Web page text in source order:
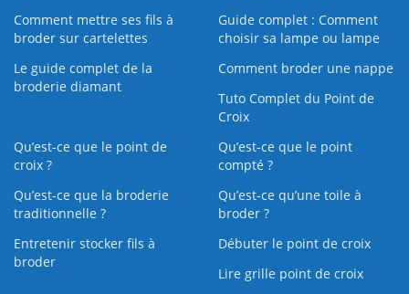
Comment mettre ses fils à
broder sur cartelettes
Guide complet : Comment
choisir sa lampe ou lampe
Le guide complet de la
broderie diamant
Comment broder une nappe
Tuto Complet du Point de
Croix
Qu’est-ce que le point de
croix ?
Qu’est-ce que le point
compté ?
Qu’est-ce que la broderie
traditionnelle ?
Qu’est‑ce qu’une toile à
broder ?
Entretenir stocker fils à
broder
Débuter le point de croix
Lire grille point de croix